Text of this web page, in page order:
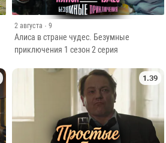
2 августа · 9
Алиса в стране чудес. Безумные
приключения 1 сезон 2 серия
1.39